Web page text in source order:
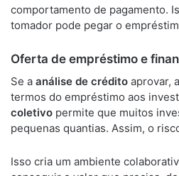
comportamento de pagamento.
tomador pode pegar o
Oferta de empréstimo e
Se a análise de crédito aprovar,
termos do empréstimo aos
coletivo permite que muitos
pequenas quantias. Assim, o
Isso cria um ambiente